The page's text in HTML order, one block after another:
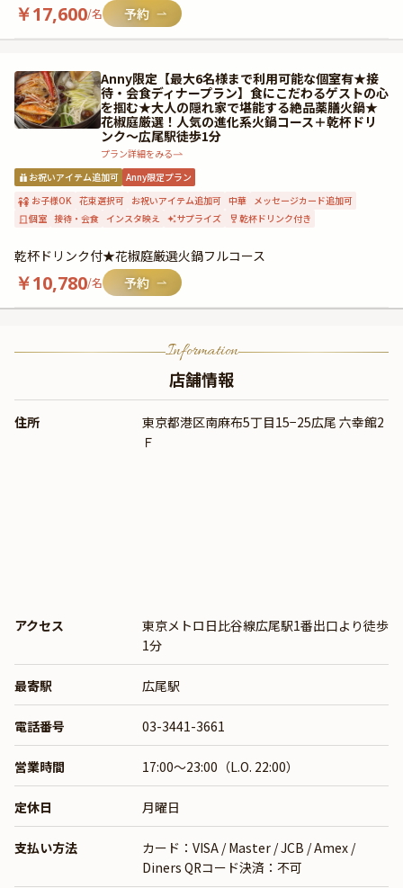
￥17,600/名
Anny限定【最大6名様まで利用可能な個室有★接
待・会食ディナープラン】食にこだわるゲストの心
を掴む★大人の隠れ家で堪能する絶品薬膳火鍋★
花椒庭厳選！人気の進化系火鍋コース＋乾杯ドリ
ンク〜広尾駅徒歩1分
プラン詳細をみる
お祝いアイテム追加可 Anny限定プラン
お子様OK 花束選択可 お祝いアイテム追加可 中華 メッセージカード追加可
個室 接待・会食 インスタ映え サプライズ 乾杯ドリンク付き
乾杯ドリンク付★花椒庭厳選火鍋フルコース
￥10,780/名
Information
店舗情報
住所
東京都港区南麻布5丁目15−25広尾 六幸館2
Ｆ
アクセス
東京メトロ日比谷線広尾駅1番出口より徒歩
1分
最寄駅 広尾駅
電話番号 03-3441-3661
営業時間 17:00～23:00（L.O. 22:00）
定休日 月曜日
支払い方法
カード：VISA / Master / JCB / Amex /
Diners QRコード決済：不可